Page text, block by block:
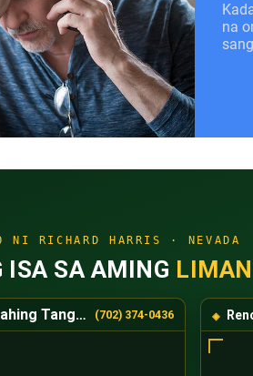
na
NI RICHARD HARRIS · NEVADA
ISA SA AMING
Tanggapan (702) 374-0436